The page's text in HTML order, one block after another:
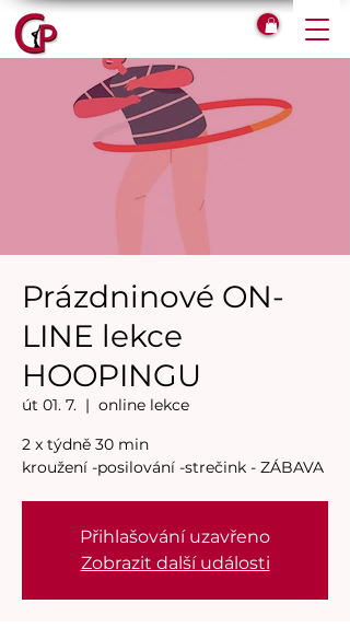
Prázdninové ON-
LINE lekce
HOOPINGU
út 01. 7.
  |
online lekce
2 x týdně 30 min
kroužení -posilování -strečink - ZÁBAVA
Přihlašování uzavřeno
Zobrazit další události